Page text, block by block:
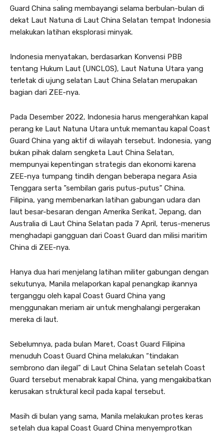
Guard China saling membayangi selama berbulan-bulan di
dekat Laut Natuna di Laut China Selatan tempat Indonesia
melakukan latihan eksplorasi minyak.
Indonesia menyatakan, berdasarkan Konvensi PBB
tentang Hukum Laut (UNCLOS), Laut Natuna Utara yang
terletak di ujung selatan Laut China Selatan merupakan
bagian dari ZEE-nya.
Pada Desember 2022, Indonesia harus mengerahkan kapal
perang ke Laut Natuna Utara untuk memantau kapal Coast
Guard China yang aktif di wilayah tersebut. Indonesia, yang
bukan pihak dalam sengketa Laut China Selatan,
mempunyai kepentingan strategis dan ekonomi karena
ZEE-nya tumpang tindih dengan beberapa negara Asia
Tenggara serta ”sembilan garis putus-putus” China.
Filipina, yang membenarkan latihan gabungan udara dan
laut besar-besaran dengan Amerika Serikat, Jepang, dan
Australia di Laut China Selatan pada 7 April, terus-menerus
menghadapi gangguan dari Coast Guard dan milisi maritim
China di ZEE-nya.
Hanya dua hari menjelang latihan militer gabungan dengan
sekutunya, Manila melaporkan kapal penangkap ikannya
terganggu oleh kapal Coast Guard China yang
menggunakan meriam air untuk menghalangi pergerakan
mereka di laut.
Sebelumnya, pada bulan Maret, Coast Guard Filipina
menuduh Coast Guard China melakukan “tindakan
sembrono dan ilegal” di Laut China Selatan setelah Coast
Guard tersebut menabrak kapal China, yang mengakibatkan
kerusakan struktural kecil pada kapal tersebut.
Masih di bulan yang sama, Manila melakukan protes keras
setelah dua kapal Coast Guard China menyemprotkan